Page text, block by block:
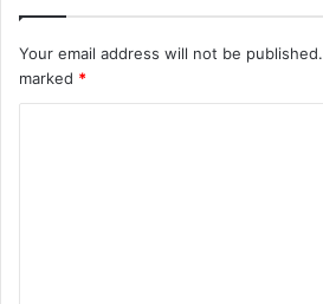
Your email address will not be published.
marked *